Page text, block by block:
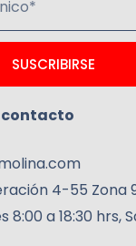
SUSCRIBIRSE
4-55 Zona
8:00 a 18:30 hrs,